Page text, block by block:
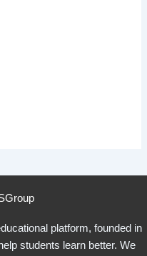
platform, founded in
students learn better. We